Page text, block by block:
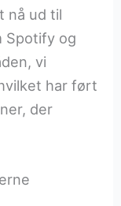
nå ud til
Spotify og
vi
har ført
der